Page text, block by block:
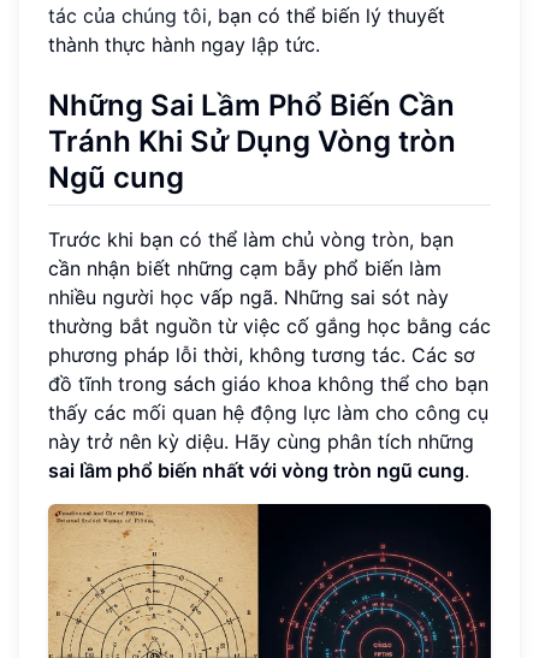
tác của chúng tôi, bạn có thể biến lý thuyết
thành thực hành ngay lập tức.
Những Sai Lầm Phổ Biến Cần
Tránh Khi Sử Dụng Vòng tròn
Ngũ cung
Trước khi bạn có thể làm chủ vòng tròn, bạn
cần nhận biết những cạm bẫy phổ biến làm
nhiều người học vấp ngã. Những sai sót này
thường bắt nguồn từ việc cố gắng học bằng các
phương pháp lỗi thời, không tương tác. Các sơ
đồ tĩnh trong sách giáo khoa không thể cho bạn
thấy các mối quan hệ động lực làm cho công cụ
này trở nên kỳ diệu. Hãy cùng phân tích những
sai lầm phổ biến nhất với vòng tròn ngũ cung.